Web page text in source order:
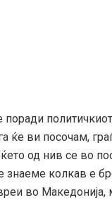
ќе ви посочам,
од нив се во
знаеме колкав е
во